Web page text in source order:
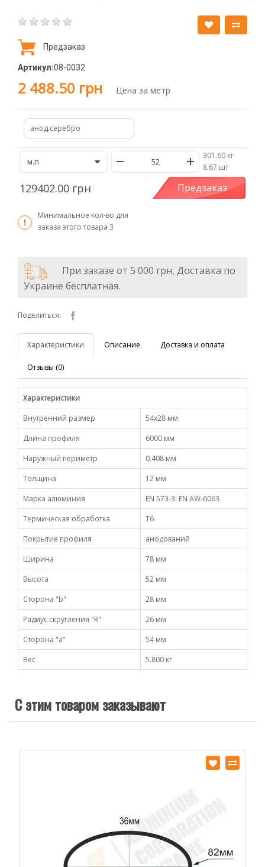
Предзаказ
Артикул:08-0032
2 488.50 грн Цена за метр
анод.серебро
301.60 кг
/8.67 шт
129402.00 грн Предзаказ
Минимальное кол-во для
заказа этого товара 3
При заказе от 5 000 грн, Доставка по
Украине бесплатная.
Поделиться:
Характеристики Описание Доставка и оплата
Отзывы (0)
Характеристики
Внутренний размер
54х28 мм
Длина профиля
6000 мм
Наружный периметр
0.408 мм
Толщина
12 мм
Марка алюминия
EN 573-3: EN AW-6063
Термическая обработка
Т6
Покрытие профиля
анодований
Ширина
78 мм
Высота
52 мм
Сторона "b"
28 мм
Радиус скругления "R"
26 мм
Сторона "а"
54 мм
Вес
5.800 кг
С этим товаром заказывают